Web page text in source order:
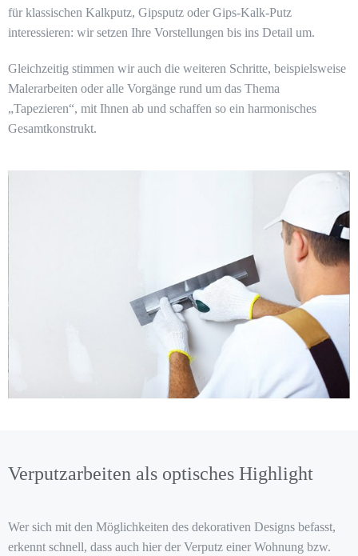
für klassischen Kalkputz, Gipsputz oder Gips-Kalk-Putz
interessieren: wir setzen Ihre Vorstellungen bis ins Detail um.
Gleichzeitig stimmen wir auch die weiteren Schritte, beispielsweise
Malerarbeiten oder alle Vorgänge rund um das Thema
„Tapezieren“, mit Ihnen ab und schaffen so ein harmonisches
Gesamtkonstrukt.
Verputzarbeiten als optisches Highlight
Wer sich mit den Möglichkeiten des dekorativen Designs befasst,
erkennt schnell, dass auch hier der Verputz einer Wohnung bzw.